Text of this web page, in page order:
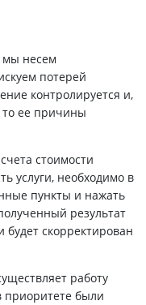
мы несем
потерей
контролируется и,
то ее причины
стоимости
услуги, необходимо в
пункты и нажать
результат
будет скорректирован
работу
приоритете были